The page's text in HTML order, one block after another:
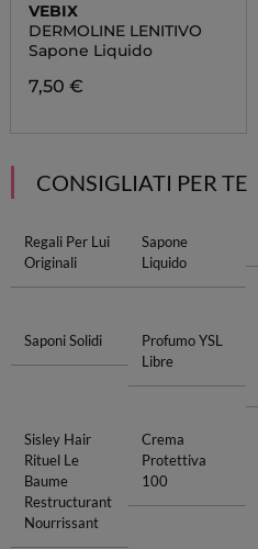
VEBIX
DERMOLINE LENITIVO
Sapone Liquido
7,50 €
CONSIGLIATI PER TE
Regali Per Lui
Originali
Sapone
Liquido
Saponi Solidi
Profumo YSL
Libre
Sisley Hair
Rituel Le
Baume
Restructurant
Nourrissant
Crema
Protettiva
100